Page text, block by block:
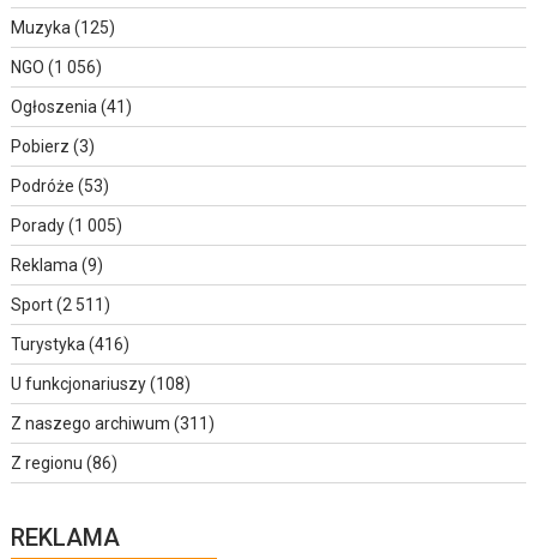
Muzyka(125)
NGO (1 056)
Ogłoszenia(41)
Pobierz (3)
Podróże (53)
Porady(1 005)
Reklama(9)
Sport(2 511)
Turystyka(416)
U funkcjonariuszy(108)
Z naszego archiwum (311)
Z regionu (86)
REKLAMA